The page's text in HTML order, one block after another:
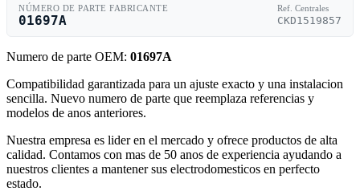
NÚMERO DE PARTE FABRICANTE
01697A
Ref. Centrales
CKD1519857
Numero de parte OEM: 01697A
Compatibilidad garantizada para un ajuste exacto y una instalacion
sencilla. Nuevo numero de parte que reemplaza referencias y
modelos de anos anteriores.
Nuestra empresa es lider en el mercado y ofrece productos de alta
calidad. Contamos con mas de 50 anos de experiencia ayudando a
nuestros clientes a mantener sus electrodomesticos en perfecto
estado.